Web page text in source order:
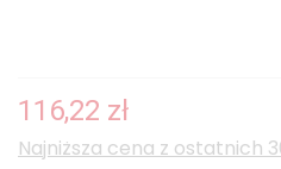
116,22 zł
Najniższa cena z ostatnich